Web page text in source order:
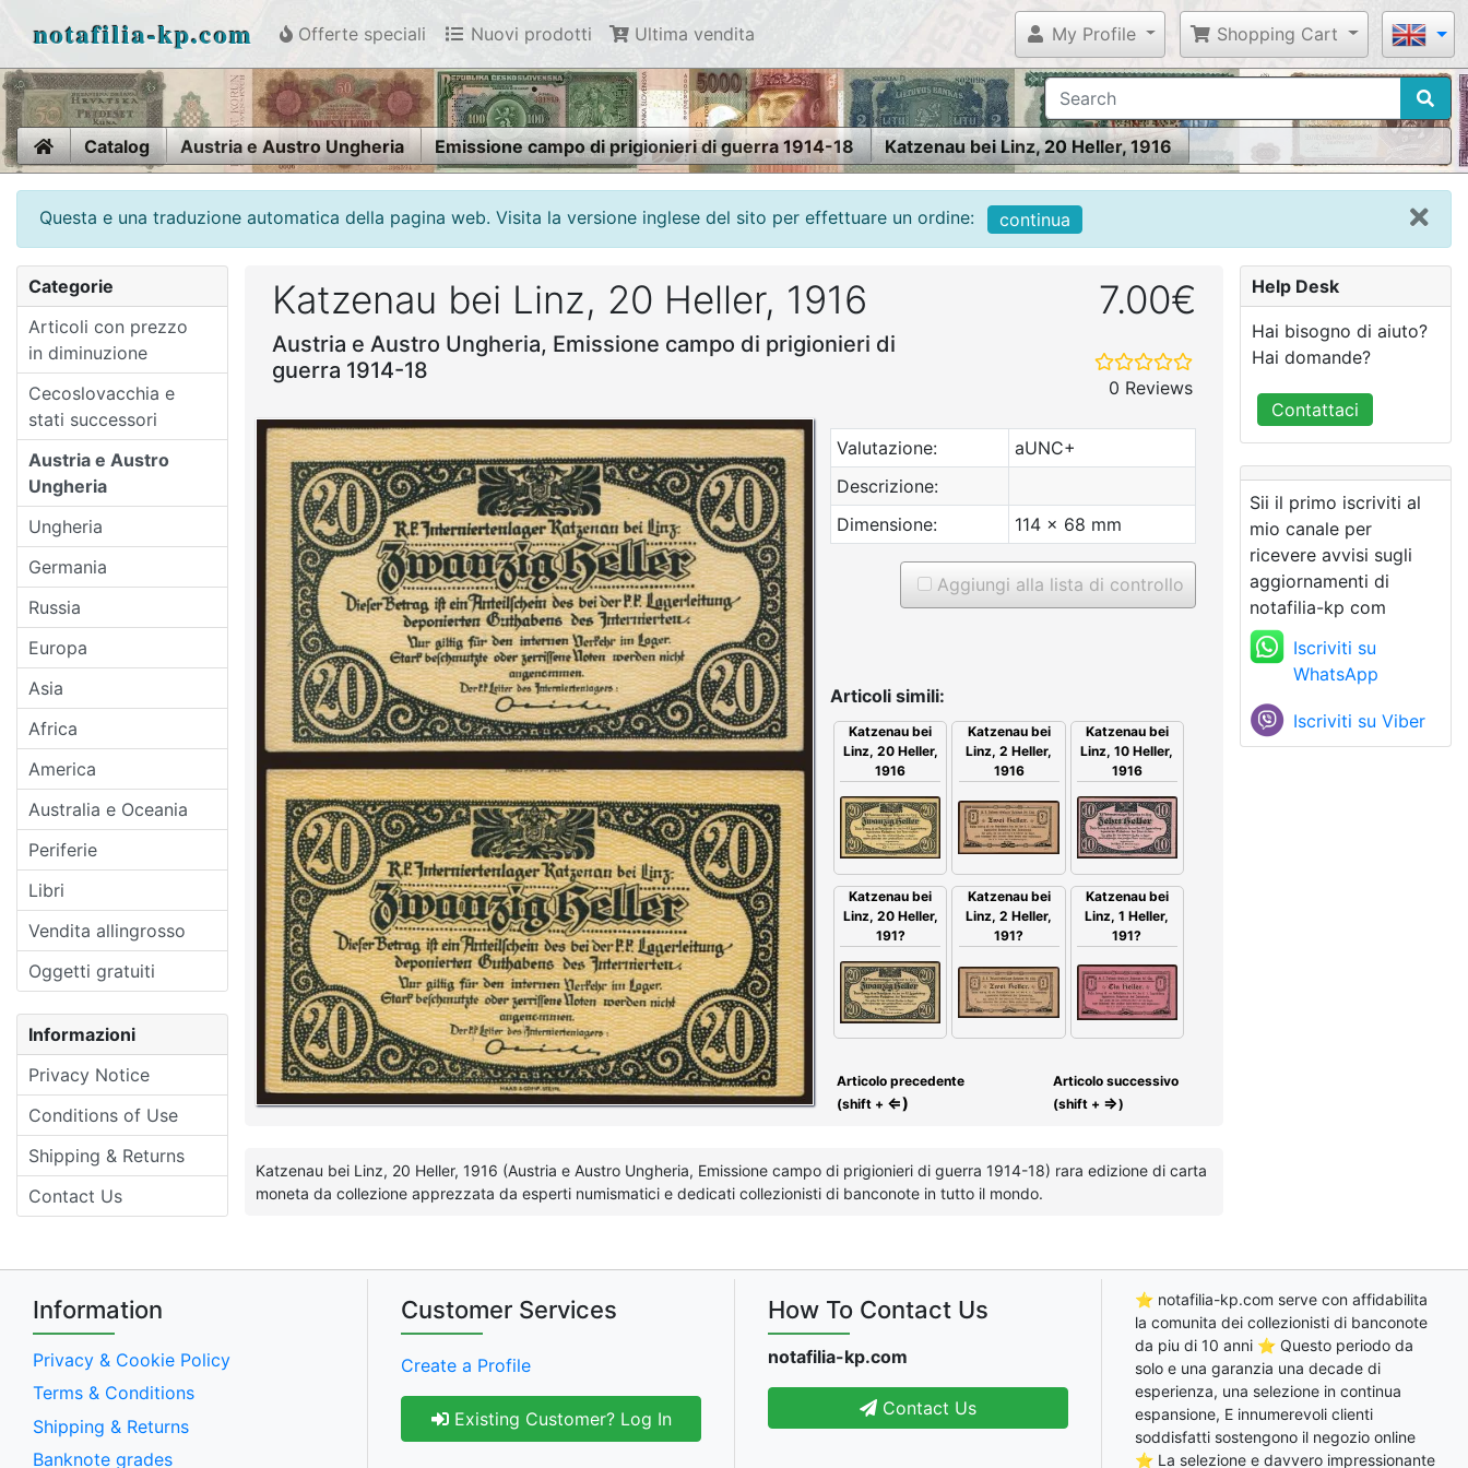
notafilia-kp.com Offerte speciali Nuovi prodotti Ultima vendita My Profile Shopping Cart
HomeCatalog Austria e Austro Ungheria Emissione campo di prigionieri di guerra 1914-18 Katzenau bei Linz, 20 Heller, 1916
Questa e una traduzione automatica della pagina web. Visita la versione inglese del sito per effettuare un ordine: continua
Categorie
Articoli con prezzo
in diminuzione
Cecoslovacchia e
stati successori
Austria e Austro
Ungheria
Ungheria
Germania
Russia
Europa
Asia
Africa
America
Australia e Oceania
Periferie
Libri
Vendita allingrosso
Oggetti gratuiti
Informazioni
Privacy Notice
Conditions of Use
Shipping & Returns
Contact Us
Katzenau bei Linz, 20 Heller, 1916
Austria e Austro Ungheria, Emissione campo di prigionieri di
guerra 1914-18
7.00€
0 Reviews
Valutazione:
aUNC+
Descrizione:
Dimensione:
114 x 68 mm
Aggiungi alla lista di controllo
Articoli simili:
Katzenau bei
Linz, 20 Heller,
1916
Katzenau bei
Linz, 2 Heller,
1916
Katzenau bei
Linz, 10 Heller,
1916
Katzenau bei
Linz, 20 Heller,
191?
Katzenau bei
Linz, 2 Heller,
191?
Katzenau bei
Linz, 1 Heller,
191?
Articolo precedente
(shift + ⇐)
Articolo successivo
(shift + ⇒)
Katzenau bei Linz, 20 Heller, 1916 (Austria e Austro Ungheria, Emissione campo di prigionieri di guerra 1914-18) rara edizione di carta
moneta da collezione apprezzata da esperti numismatici e dedicati collezionisti di banconote in tutto il mondo.
Help Desk
Hai bisogno di aiuto?
Hai domande?
Contattaci
Sii il primo iscriviti al
mio canale per
ricevere avvisi sugli
aggiornamenti di
notafilia-kp com
Iscriviti su
WhatsApp
Iscriviti su Viber
Information
Privacy & Cookie Policy
Terms & Conditions
Shipping & Returns
Banknote grades
Customer Services
Create a Profile
Existing Customer? Log In
How To Contact Us
notafilia-kp.com
Contact Us
⭐ notafilia-kp.com serve con affidabilita
la comunita dei collezionisti di banconote
da piu di 10 anni ⭐ Questo periodo da
solo e una garanzia una decade di
esperienza, una selezione in continua
espansione, E innumerevoli clienti
soddisfatti sostengono il negozio online
⭐ La selezione e davvero impressionante